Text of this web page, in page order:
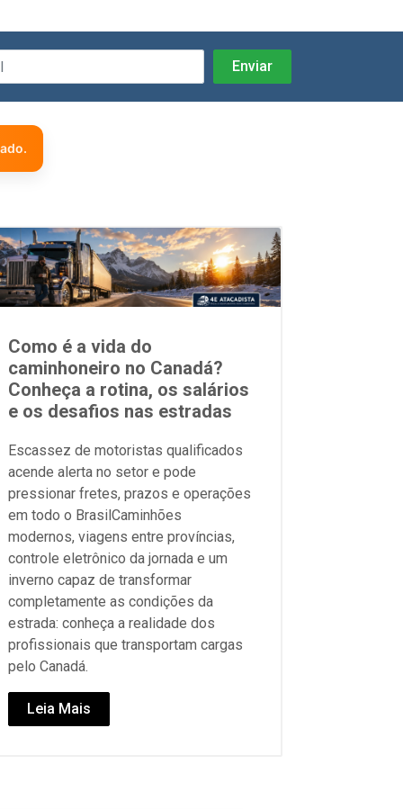
Como é a vida do
caminhoneiro no Canadá?
Conheça a rotina, os salários
e os desafios nas estradas
Escassez de motoristas qualificados
acende alerta no setor e pode
pressionar fretes, prazos e operações
em todo o BrasilCaminhões
modernos, viagens entre províncias,
controle eletrônico da jornada e um
inverno capaz de transformar
completamente as condições da
estrada: conheça a realidade dos
profissionais que transportam cargas
pelo Canadá.
Leia Mais